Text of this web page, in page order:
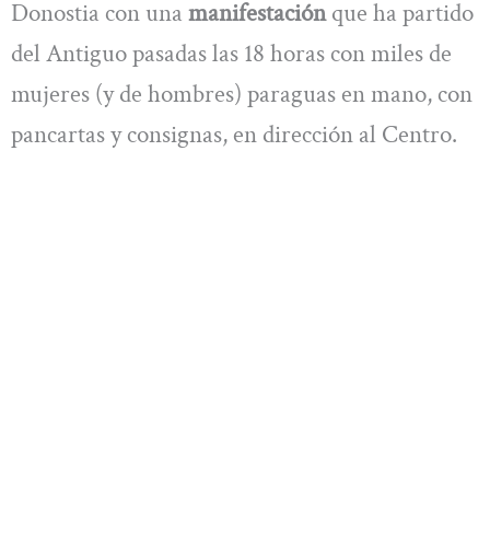
Donostia con una manifestaciónque ha partido
del Antiguo pasadas las 18 horas con miles de
mujeres (y de hombres) paraguas en mano, con
pancartas y consignas, en dirección al Centro.